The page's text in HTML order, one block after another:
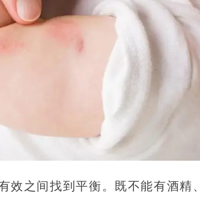
效之间找到平衡。既不能有酒精